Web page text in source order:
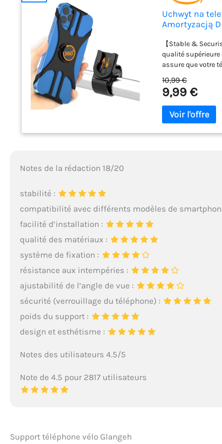
Uchwyt na
Amortyzacją
4.5"-7.0"
【Stable &
qualité
assure que votre
accès plein
l'affichage
laissant l’écran
avant ou la
aussi comme
toujours nous
10,99 €
9,99 €
Notes de la rédaction 18/20
stabilité :
compatibilité avec différents modèles de
facilité d’installation :
qualité des matériaux :
système de fixation :
résistance aux intempéries :
ajustabilité de l’angle de vue :
sécurité (verrouillage du téléphone) :
poids du support :
design et esthétisme :
Notes des utilisateurs 4.5/5
Note de 4.5 pour 2817 utilisateurs
Support téléphone vélo Glangeh